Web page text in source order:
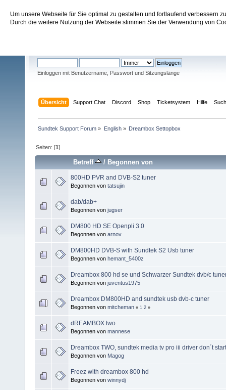
Um unsere Webseite für Sie optimal zu gestalten und fortlaufend verbessern
Durch die weitere Nutzung der Webseite stimmen Sie der Verwendung von
Sundtek Support Forum
Einloggen mit Benutzername, Passwort und Sitzungslänge
Übersicht Support Chat Discord Shop Ticketsystem Hilfe
Sundtek Support Forum » English» Dreambox Settopbox
Seiten: [1]
Betreff /Begonnen von
800HD PVR and DVB-S2 tuner
Begonnen von tatsujin
dab/dab+
Begonnen von jugser
DM800 HD SE Openpli 3.0
Begonnen von arnov
DM800HD DVB-S with Sundtek S2 Usb tuner
Begonnen von hemant_5400z
Dreambox 800 hd se und Schwarzer Sundtek dvb/c
Begonnen von juventus1975
Dreambox DM800HD and sundtek usb dvb-c tuner
Begonnen von mitcheman « 1 2 »
dREAMBOX two
Begonnen von mannese
Dreambox TWO, sundtek media tv pro iii driver don´t
Begonnen von Magog
Freez with dreambox 800 hd
Begonnen von winnydj